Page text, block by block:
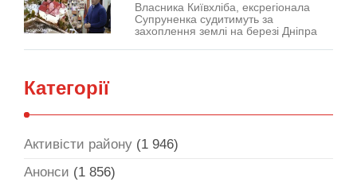
Власника Київхліба, ексрегіонала
Супруненка судитимуть за
захоплення землі на березі Дніпра
Категорії
Активісти району (1 946)
Анонси (1 856)